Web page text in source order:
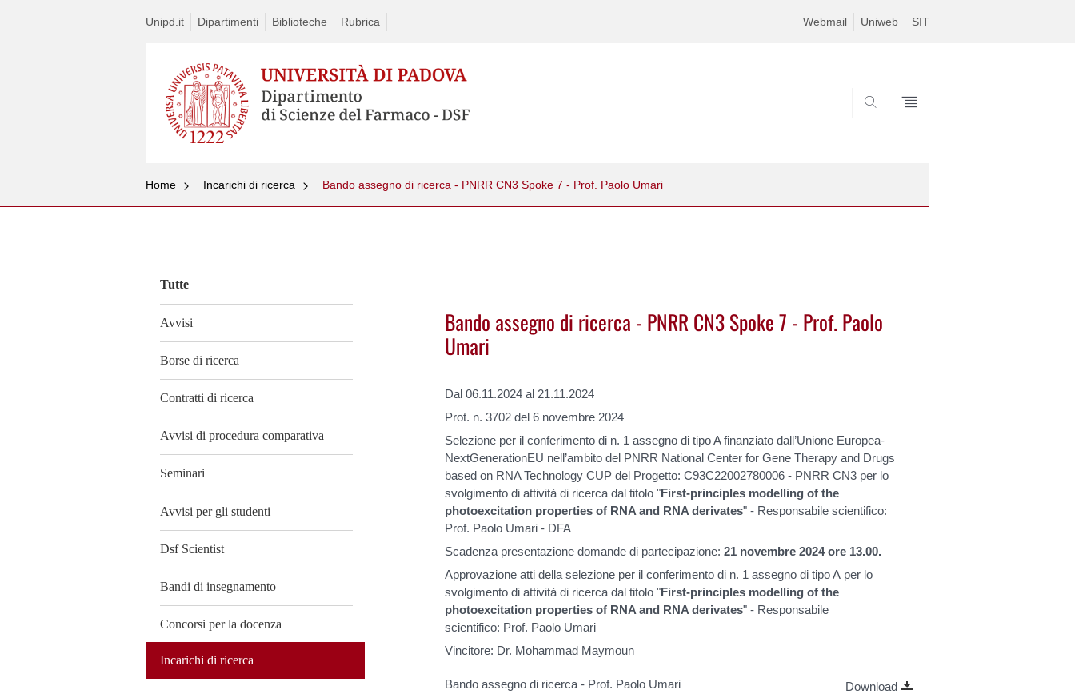
Unipd.it Dipartimenti Biblioteche Rubrica Webmail Uniweb SIT
Home Incarichi di ricerca Bando assegno di ricerca - PNRR CN3 Spoke 7 - Prof. Paolo Umari
Tutte
Avvisi
Borse di ricerca
Contratti di ricerca
Avvisi di procedura comparativa
Seminari
Avvisi per gli studenti
Dsf Scientist
Bandi di insegnamento
Concorsi per la docenza
Incarichi di ricerca
Bando assegno di ricerca - PNRR CN3 Spoke 7 - Prof. Paolo
Umari
Dal 06.11.2024 al 21.11.2024
Prot. n. 3702 del 6 novembre 2024
Selezione per il conferimento di n. 1 assegno di tipo A finanziato dall’Unione Europea-
NextGenerationEU nell’ambito del PNRR National Center for Gene Therapy and Drugs
based on RNA Technology CUP del Progetto: C93C22002780006 - PNRR CN3 per lo
svolgimento di attività di ricerca dal titolo "First-principles modelling of the
photoexcitation properties of RNA and RNA derivates" - Responsabile scientifico:
Prof. Paolo Umari - DFA
Scadenza presentazione domande di partecipazione:21 novembre 2024 ore 13.00.
Approvazione atti della selezione per il conferimento di n. 1 assegno di tipo A per lo
svolgimento di attività di ricerca dal titolo "First-principles modelling of the
photoexcitation properties of RNA and RNA derivates" - Responsabile
scientifico: Prof. Paolo Umari
Vincitore: Dr. Mohammad Maymoun
Bando assegno di ricerca - Prof. Paolo Umari Download